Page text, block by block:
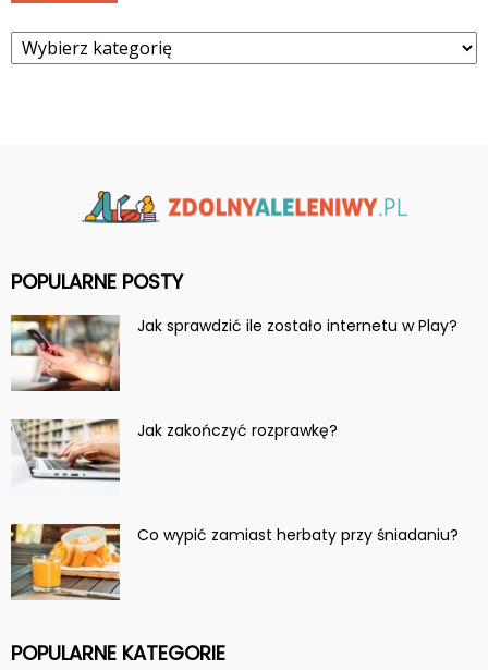
Kategorie
POPULARNE POSTY
Jak sprawdzić ile zostało internetu w Play?
Jak zakończyć rozprawkę?
Co wypić zamiast herbaty przy śniadaniu?
POPULARNE KATEGORIE